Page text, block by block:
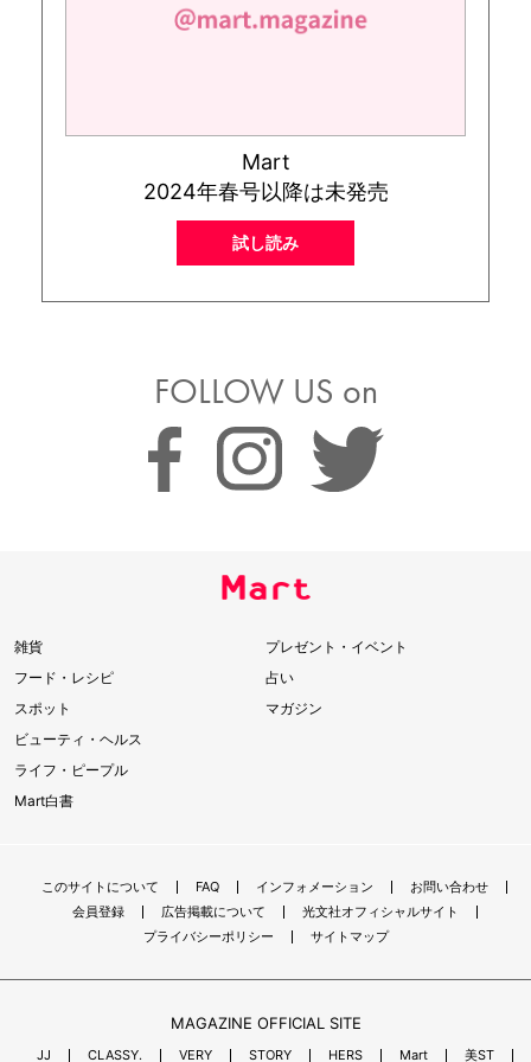
Mart
2024年春号以降は未発売
試し読み
FOLLOW US on
雑貨
フード・レシピ
スポット
ビューティ・ヘルス
ライフ・ピープル
Mart白書
プレゼント・イベント
占い
マガジン
このサイトについて FAQ インフォメーション
お問い合わせ
会員登録
広告掲載について
光文社オフィシャルサイト
プライバシーポリシー
サイトマップ
MAGAZINE OFFICIAL SITE
JJ CLASSY. VERY STORY HERS Mart 美ST